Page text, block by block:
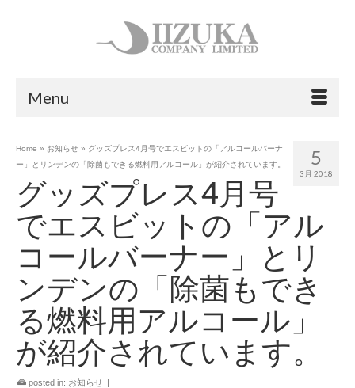
Menu
5
3月 2018
Home » お知らせ » グッズプレス4月号でエスビットの「アルコールバーナ
ー」とリンデンの「除菌もできる燃料用アルコール」が紹介されています。
グッズプレス4月号
でエスビットの「アル
コールバーナー」とリ
ンデンの「除菌もでき
る燃料用アルコール」
が紹介されています。
posted in: お知らせ |